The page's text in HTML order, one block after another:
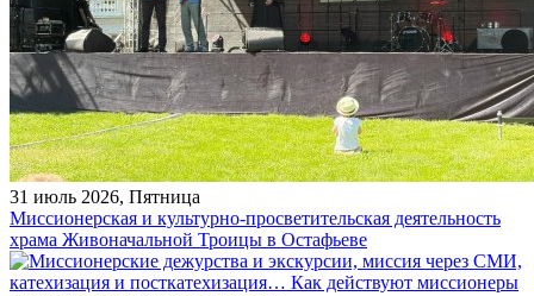
31 июль 2026, Пятница
Миссионерская и культурно-просветительская деятельность
храма Живоначальной Троицы в Остафьеве